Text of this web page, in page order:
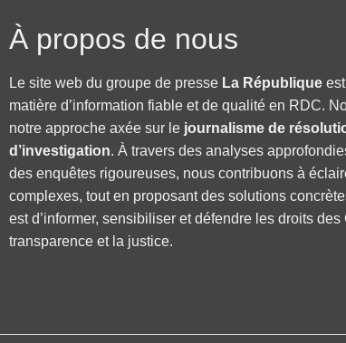
À propos de nous
Le site web du groupe de presse La République
matière d’information fiable et de qualité en RDC.
notre approche axée sur le journalisme de
d’investigation. À travers des analyses
des enquêtes rigoureuses, nous contribuons à
complexes, tout en proposant des solutions
est d’informer, sensibiliser et défendre les droits
transparence et la justice.